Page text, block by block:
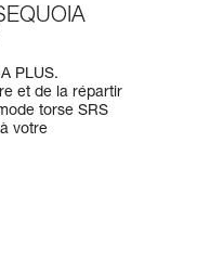
PLUS.
et de la répartir
torse SRS
votre